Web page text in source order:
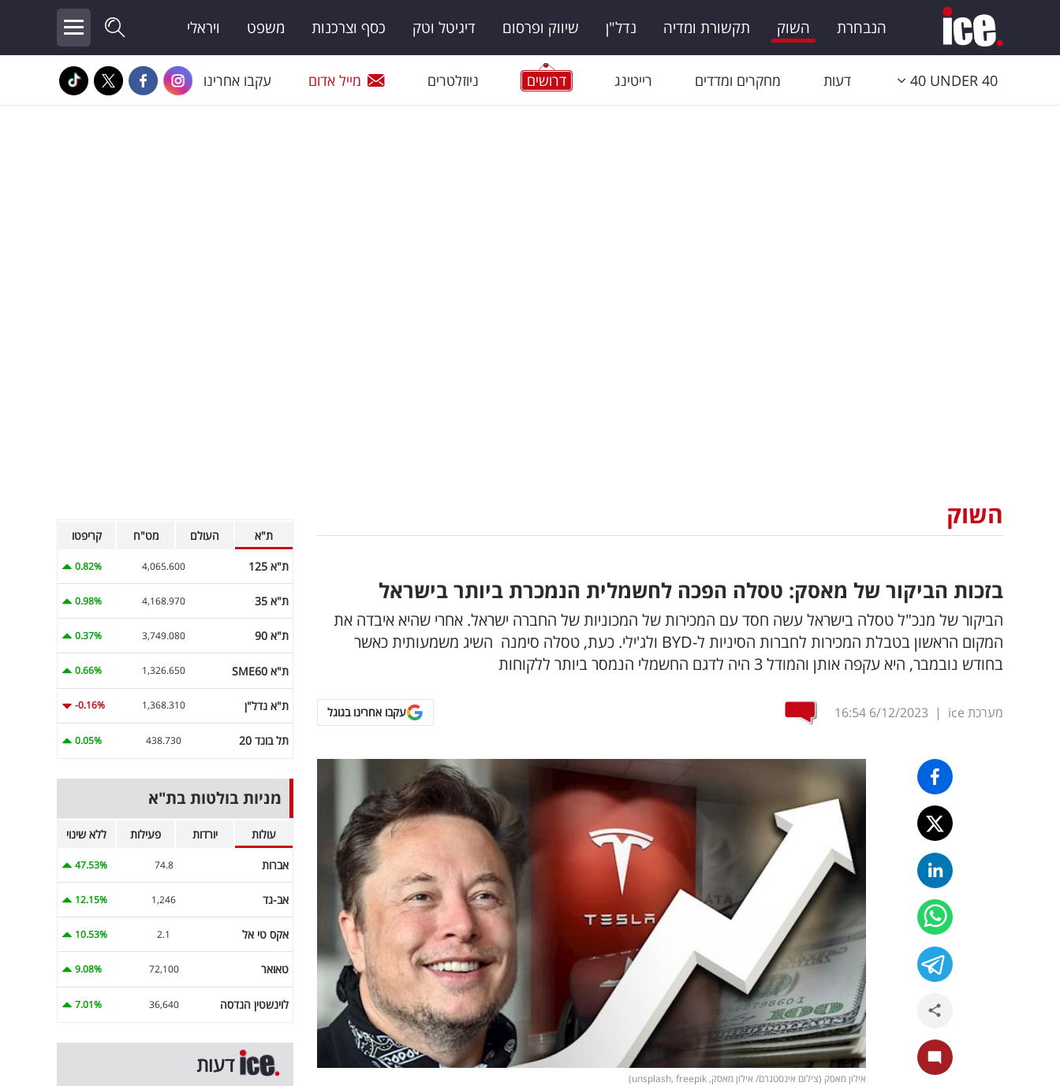
הנבחרת השוק תקשורת ומדיה נדל"ן שיווק ופרסום דיגיטל וטק כסף וצרכנות משפט ויראלי
40 UNDER 40 דעות מחקרים ומדדים רייטינג דרושים ניוזלטרים מייל אדום עקבו אחרינו
השוק
בזכות הביקור של מאסק: טסלה הפכה לחשמלית הנמכרת ביותר בישראל
הביקור של מנכ"ל טסלה בישראל עשה חסד עם המכירות של המכוניות של החברה ישראל. אחרי שהיא איבדה את
המקום הראשון בטבלת המכירות לחברות הסיניות ל-BYD ולג'ילי. כעת, טסלה סימנה השיג משמעותית כאשר
בחודש נובמבר, היא עקפה אותן והמודל 3 היה לדגם החשמלי הנמסר ביותר ללקוחות
מערכת ice |
6/12/2023
16:54 עקבו אחרינו בגוגל
אילון מאסק (צילום אינסטגרם/ אילון מאסק, unsplash, freepik)
ת"א העולם מט"ח קריפטו
ת"א 125 4,065.600
0.82%
ת"א 35 4,168.970
0.98%
ת"א 90 3,749.080
0.37%
ת"א SME60 1,326.650
0.66%
ת"א נדל"ן 1,368.310
-0.16%
תל בונד 20 438.730
0.05%
מניות בולטות בת"א
עולות יורדות פעילות ללא שינוי
אברות 74.8
47.53%
אב-גד 1,246
12.15%
אקס טי אל 2.1
10.53%
טאואר 72,100
9.08%
לוינשטין הנדסה 36,640
7.01%
דעות